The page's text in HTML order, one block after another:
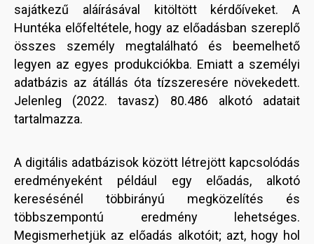
sajátkezű aláírásával kitöltött kérdőíveket. A
Huntéka előfeltétele, hogy az előadásban szereplő
összes személy megtalálható és beemelhető
legyen az egyes produkciókba. Emiatt a személyi
adatbázis az átállás óta tízszeresére növekedett.
Jelenleg (2022. tavasz) 80.486 alkotó adatait
tartalmazza.
A digitális adatbázisok között létrejött kapcsolódás
eredményeként például egy előadás, alkotó
keresésénél többirányú megközelítés és
többszempontú eredmény lehetséges.
Megismerhetjük az előadás alkotóit; azt, hogy hol